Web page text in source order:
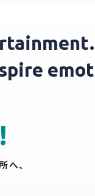
inspire
へ、